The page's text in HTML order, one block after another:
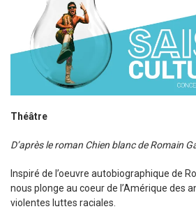
Sortir à Ste Gen’
Théâtre
D’après le roman Chien blanc de Romain
Inspiré de l’oeuvre autobiographique de
nous plonge au coeur de l’Amérique des
violentes luttes raciales.